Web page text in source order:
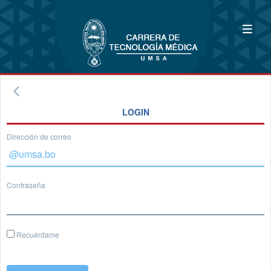
LOGIN
Dirección de correo
Contraseña
Recuérdame